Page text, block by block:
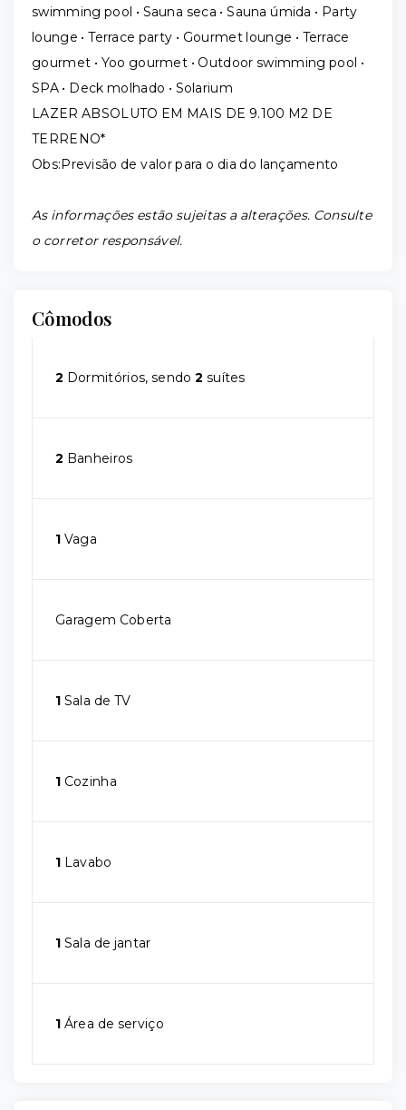
swimming pool • Sauna seca • Sauna úmida • Party
lounge • Terrace party • Gourmet lounge • Terrace
gourmet • Yoo gourmet • Outdoor swimming pool •
SPA • Deck molhado • Solarium
LAZER ABSOLUTO EM MAIS DE 9.100 M2 DE
TERRENO*
Obs:Previsão de valor para o dia do lançamento
As informações estão sujeitas a alterações. Consulte
o corretor responsável.
Cômodos
2 Dormitórios, sendo2 suítes
2 Banheiros
1 Vaga
Garagem Coberta
1 Sala de TV
1 Cozinha
1 Lavabo
1 Sala de jantar
1 Área de serviço